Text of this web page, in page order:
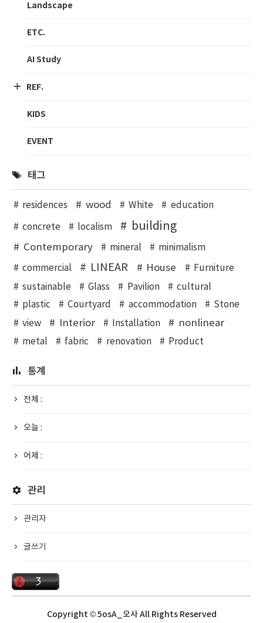
Landscape
ETC.
AI Study
REF.
KIDS
EVENT
태그
residences wood White education
concrete localism building
Contemporary mineral minimalism
commercial LINEAR House
Furniture
sustainable
Glass Pavilion
cultural
plastic
Courtyard accommodation
Stone
view
Interior Installation nonlinear
metal fabric renovation Product
통계
전체 :
오늘 :
어제 :
관리
관리자
글쓰기
Copyright © 5osA_오사 All Rights Reserved